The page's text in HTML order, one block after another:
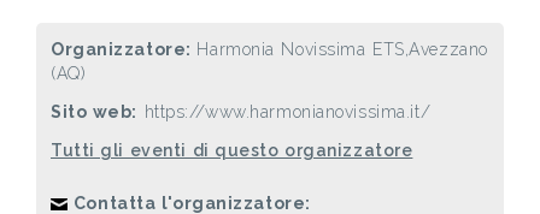
Organizzatore: Harmonia Novissima ETS,Avezzano
(AQ)
Sito web:
https://www.harmonianovissima.it/
Tutti gli eventi di questo organizzatore
Contatta l'organizzatore: